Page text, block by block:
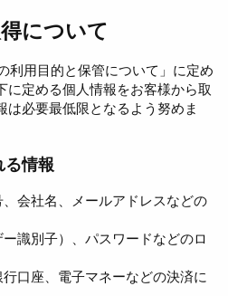
について
利用目的と保管について」に定め
に定める個人情報をお客様から取
必要最低限となるよう努めま
る情報
会社名、メールアドレスなどの
識別子）、パスワードなどのロ
口座、電子マネーなどの決済に